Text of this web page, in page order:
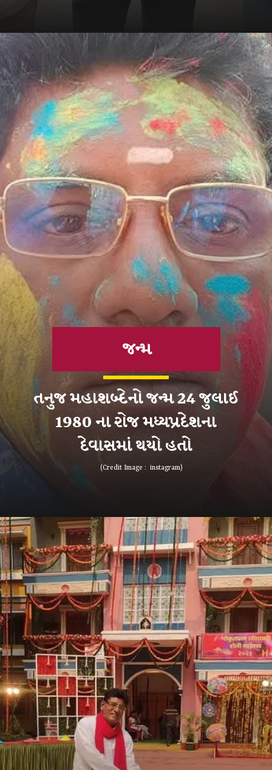
તનુજ મહાશબ્દેનો જન્મ 24 જુલાઈ
1980 ના રોજ મધ્યપ્રદેશના
દેવાસમાં થયો હતો
જન્મ
(Credit Image : instagram)